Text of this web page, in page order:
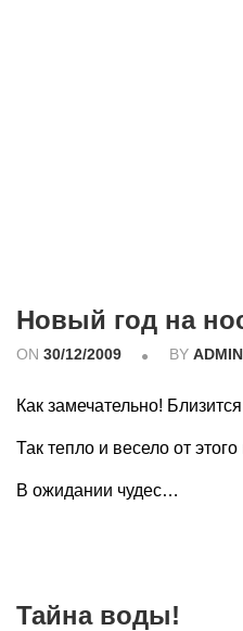
Новый год на
ON 30/12/2009 BY ADMIN
Как замечательно!
Так тепло и весело от
В ожидании чудес…
Тайна воды!